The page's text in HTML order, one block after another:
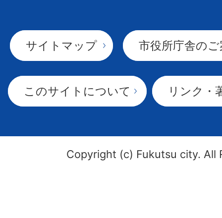
サイトマップ 市役所庁舎の
このサイトについて リンク・
Copyright (c) Fukutsu city. All